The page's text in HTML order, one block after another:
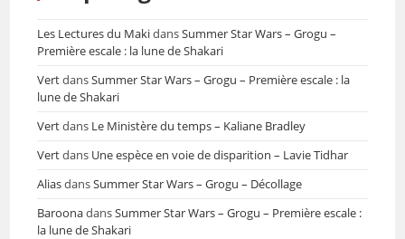
Les Lectures du MakidansSummer Star Wars – Grogu –
Première escale : la lune de Shakari
VertdansSummer Star Wars – Grogu – Première escale : la
lune de Shakari
Vertdans Le Ministère du temps – Kaliane Bradley
Vertdans Une espèce en voie de disparition – Lavie Tidhar
AliasdansSummer Star Wars – Grogu – Décollage
BaroonadansSummer Star Wars – Grogu – Première escale :
la lune de Shakari